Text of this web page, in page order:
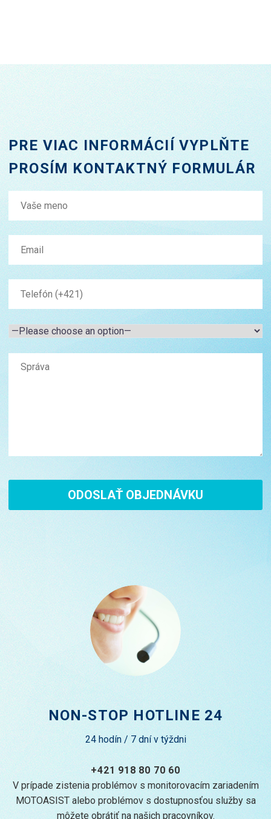
PRE VIAC INFORMÁCIÍ VYPLŇTE
PROSÍM KONTAKTNÝ FORMULÁR
NON-STOP HOTLINE 24
24 hodín / 7 dní v týždni
+421 918 80 70 60
V prípade zistenia problémov s monitorovacím zariadením
MOTOASIST alebo problémov s dostupnosťou služby sa
môžete obrátiť na našich pracovníkov.